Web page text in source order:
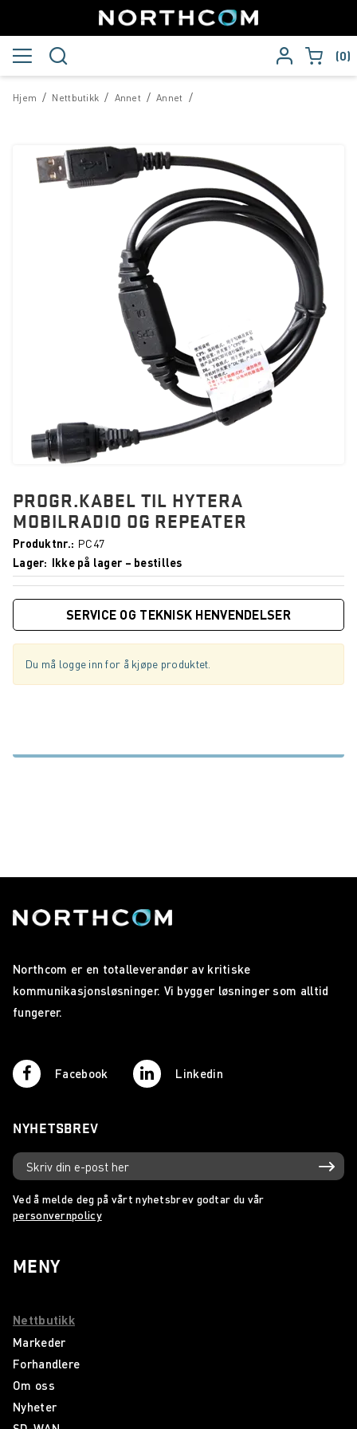
0
/
Hjem /
Nettbutikk /
Annet /
Annet
PROGR.KABEL TIL HYTERA
MOBILRADIO OG REPEATER
Produktnr.
PC47
Lager
Ikke på lager – bestilles
SERVICE OG TEKNISK HENVENDELSER
Du må logge inn for å kjøpe produktet.
Northcom er en totalleverandør av kritiske
kommunikasjonsløsninger. Vi bygger løsninger som alltid
fungerer.
Facebook Linkedin
NYHETSBREV
Ved å melde deg på vårt nyhetsbrev godtar du vår
personvernpolicy
MENY
Nettbutikk
Markeder
Forhandlere
Om oss
Nyheter